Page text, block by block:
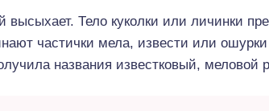
высыхает. Тело куколки или личинки
частички мела, извести или
названия известковый, меловой